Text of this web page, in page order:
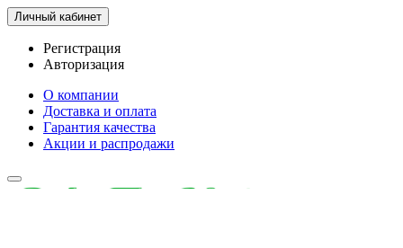
Личный кабинет
Регистрация
Авторизация
О компании
Доставка и оплата
Гарантия качества
Акции и распродажи